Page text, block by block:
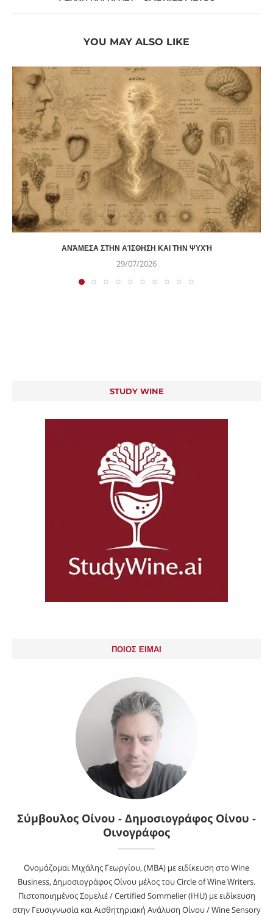
YOU MAY ALSO LIKE
ΑΝΆΜΕΣΑ ΣΤΗΝ ΑΊΣΘΗΣΗ ΚΑΙ ΤΗΝ ΨΥΧΉ
29/07/2026
STUDY WINE
ΠΟΙΟΣ ΕΙΜΑΙ
Σύμβουλος Οίνου - Δημοσιογράφος Οίνου -
Οινογράφος
Ονομάζομαι Μιχάλης Γεωργίου, (MBA) με ειδίκευση στο Wine
Business, Δημοσιογράφος Οίνου μέλος του Circle of Wine Writers.
Πιστοποιημένος Σομελιέ / Certified Sommelier (IHU) με ειδίκευση
στην Γευσιγνωσία και Αισθητηριακή Ανάλυση Οίνου / Wine Sensory